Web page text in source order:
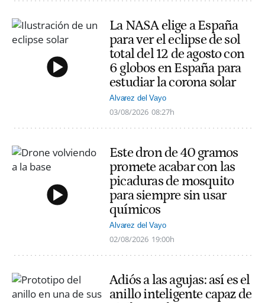
La NASA elige a España
para ver el eclipse de sol
total del 12 de agosto con
6 globos en España para
estudiar la corona solar
Alvarez del Vayo
03/08/2026 08:27h
Este dron de 40 gramos
promete acabar con las
picaduras de mosquito
para siempre sin usar
químicos
Alvarez del Vayo
02/08/2026 19:00h
Adiós a las agujas: así es el
anillo inteligente capaz de